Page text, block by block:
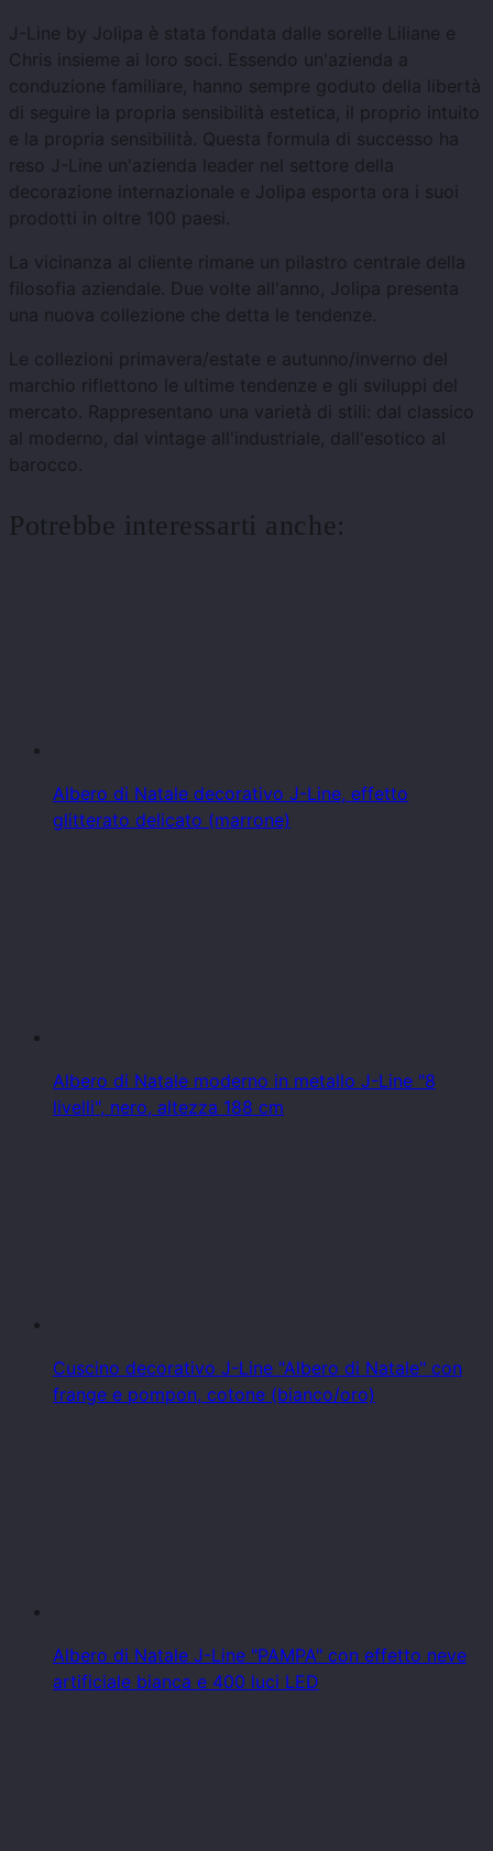
J-Line by Jolipa è stata fondata dalle sorelle Liliane e
Chris insieme ai loro soci. Essendo un'azienda a
conduzione familiare, hanno sempre goduto della libertà
di seguire la propria sensibilità estetica, il proprio intuito
e la propria sensibilità. Questa formula di successo ha
reso J-Line un'azienda leader nel settore della
decorazione internazionale e Jolipa esporta ora i suoi
prodotti in oltre 100 paesi.
La vicinanza al cliente rimane un pilastro centrale della
filosofia aziendale. Due volte all'anno, Jolipa presenta
una nuova collezione che detta le tendenze.
Le collezioni primavera/estate e autunno/inverno del
marchio riflettono le ultime tendenze e gli sviluppi del
mercato. Rappresentano una varietà di stili: dal classico
al moderno, dal vintage all'industriale, dall'esotico al
barocco.
Potrebbe interessarti anche:
Albero di Natale decorativo J-Line, effetto
glitterato delicato (marrone)
Albero di Natale moderno in metallo J-Line "8
livelli", nero, altezza 188 cm
Cuscino decorativo J-Line "Albero di Natale" con
frange e pompon, cotone (bianco/oro)
Albero di Natale J-Line "PAMPA" con effetto neve
artificiale bianca e 400 luci LED